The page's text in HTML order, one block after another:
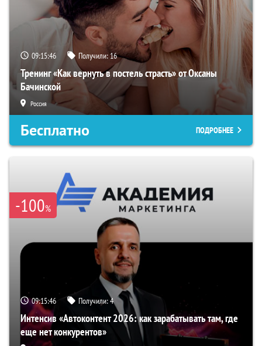
09:15:45 Получили:16
Тренинг «Как вернуть в постель страсть» от Оксаны
Бачинской
Россия
Бесплатно ПОДРОБНЕЕ
-100%
09:15:45 Получили:4
Интенсив «Автоконтент 2026: как зарабатывать там, где
еще нет конкурентов»